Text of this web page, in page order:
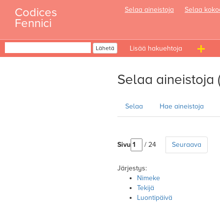
content
Codices
Fennici
Selaa aineistoja Selaa
Lähetä
Selaa aineistoja
Selaa Hae aineistoja
Sivu / 24 Seuraava
Järjestys:
Nimeke
Tekijä
Luontipäivä